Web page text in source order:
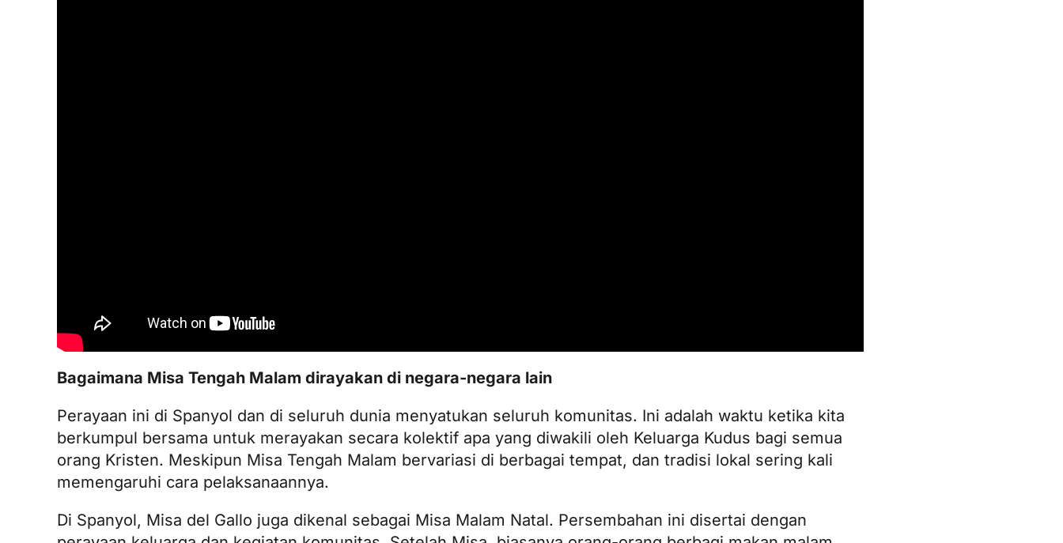
Bagaimana Misa Tengah Malam dirayakan di negara-negara lain
Perayaan ini di Spanyol dan di seluruh dunia menyatukan seluruh komunitas. Ini adalah waktu ketika kita
berkumpul bersama untuk merayakan secara kolektif apa yang diwakili oleh Keluarga Kudus bagi semua
orang Kristen. Meskipun Misa Tengah Malam bervariasi di berbagai tempat, dan tradisi lokal sering kali
memengaruhi cara pelaksanaannya.
Di Spanyol, Misa del Gallo juga dikenal sebagai Misa Malam Natal. Persembahan ini disertai dengan